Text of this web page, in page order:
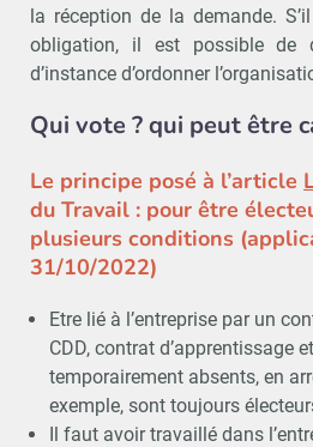
la réception de la demande.
obligation, il est possible de
d’instance d’ordonner
Qui vote ? qui peut être
Le principe posé à l’article
du Travail : pour être
plusieurs conditions
31/10/2022)
Etre lié à l’entreprise par un
CDD, contrat d’apprentissage
temporairement absents, en
exemple, sont toujours
Il faut avoir travaillé dans